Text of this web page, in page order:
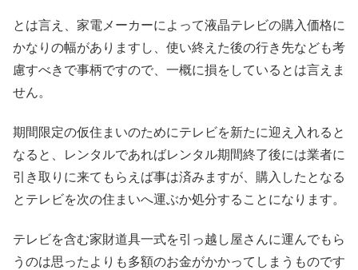
とは言え、家電メーカーによって液晶テレビの購入価格に
かなりの幅がありますし、使い終えた後の行き先なども考
慮すべきで事柄ですので、一概に損をしているとは言えま
せん。
期間限定の仮住まいのためにテレビを新たに迎え入れると
なると、レンタルであればレンタル期間終了後には業者に
引き取りに来てもらえば事は済みますが、購入したとなる
とテレビを次の住まいへ運ぶか処分することになります。
テレビを含む家財道具一式を引っ越し屋さんに運んでもら
うのは思ったよりも多額のお金がかかってしまうものです